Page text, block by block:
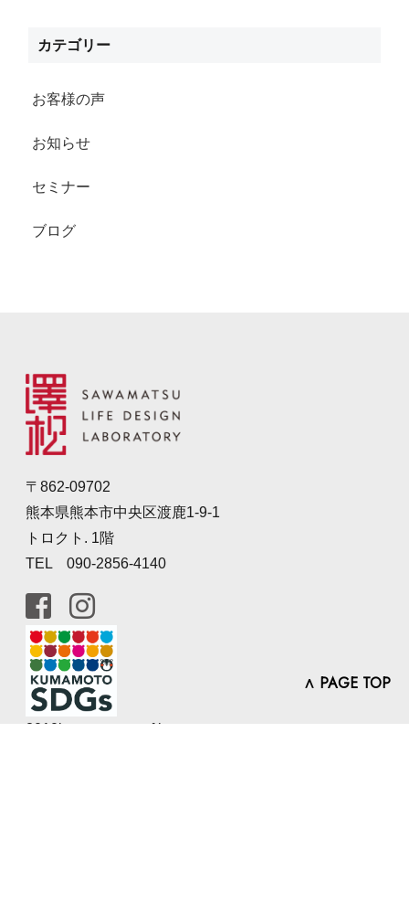
カテゴリー
お客様の声
お知らせ
セミナー
ブログ
〒862-09702
熊本県熊本市中央区渡鹿1-9-1
トロクト. 1階
TEL 090-2856-4140
2010kumamoto pref.kumamon
∧ PAGE TOP